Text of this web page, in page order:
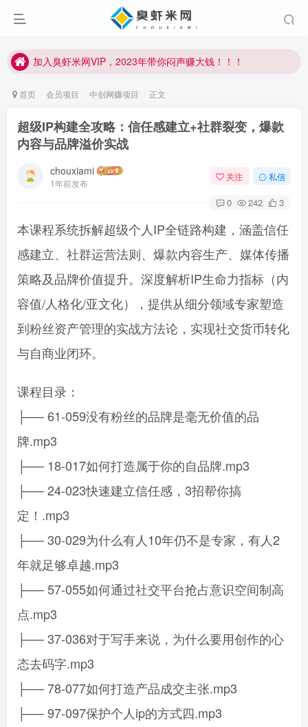
臭虾米项目新增内部众筹资源，2024内部众筹项目一：无人直播，价值1980元
首页 会员项目 中创网赚项目 正文
超级IP构建全攻略：信任感建立+社群裂变，爆款
内容与品牌溢价实战
chouxiami
1年前发布
关注 私信
0 242 3
本课程系统拆解超级个人IP全链路构建，涵盖信任
感建立、社群运营法则、爆款内容生产、媒体传播
策略及品牌价值提升。深度解析IP生命力指标（内
容值/人格化/亚文化），提供从细分领域专家塑造
到粉丝资产管理的实战方法论，实现社交货币转化
与自商业闭环。
课程目录：
├── 61-059没有粉丝的品牌是毫无价值的品
牌.mp3
├── 18-017如何打造属于你的自品牌.mp3
├── 24-023快速建立信任感，3招帮你搞
定！.mp3
├── 30-029为什么有人10年仍不是专家，有人2
年就足够卓越.mp3
├── 57-055如何通过社交平台抢占意识空间制高
点.mp3
├── 37-036对于写手来说，为什么要用创作的心
态去码字.mp3
├── 78-077如何打造产品成交主张.mp3
├── 97-097保护个人ip的方式四.mp3